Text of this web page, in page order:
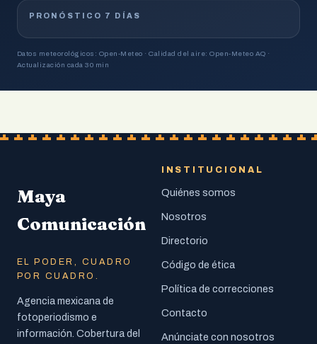
PRONÓSTICO 7 DÍAS
Datos meteorológicos: Open-Meteo · Calidad del aire: Open-Meteo AQ ·
Actualización cada 30 min
Maya
Comunicación
EL PODER, CUADRO
POR CUADRO.
Agencia mexicana de
fotoperiodismo e
información. Cobertura del
INSTITUCIONAL
Quiénes somos
Nosotros
Directorio
Código de ética
Política de correcciones
Contacto
Anúnciate con nosotros